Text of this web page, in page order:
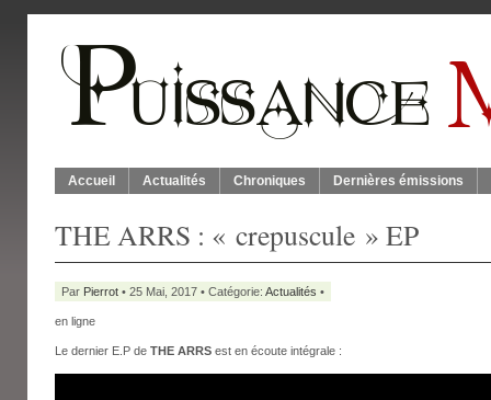
Accueil Actualités Chroniques Dernières émissions
THE ARRS : « crepuscule » EP
Par Pierrot • 25 Mai, 2017 • Catégorie: Actualités •
en ligne
Le dernier E.P de THE ARRS est en écoute intégrale :